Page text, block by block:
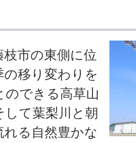
市の東側に位
の移り変わりを
のできる高草山
して葉梨川と朝
れる自然豊かな